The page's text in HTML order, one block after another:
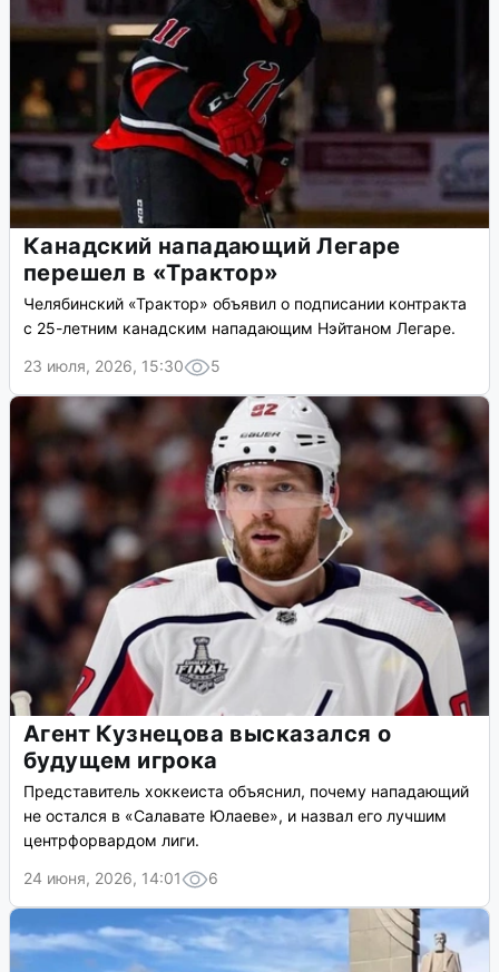
Канадский нападающий Легаре
перешел в «Трактор»
Челябинский «Трактор» объявил о подписании контракта
с 25-летним канадским нападающим Нэйтаном Легаре.
23 июля, 2026, 15:30
5
Агент Кузнецова высказался о
будущем игрока
Представитель хоккеиста объяснил, почему нападающий
не остался в «Салавате Юлаеве», и назвал его лучшим
центрфорвардом лиги.
24 июня, 2026, 14:01
6